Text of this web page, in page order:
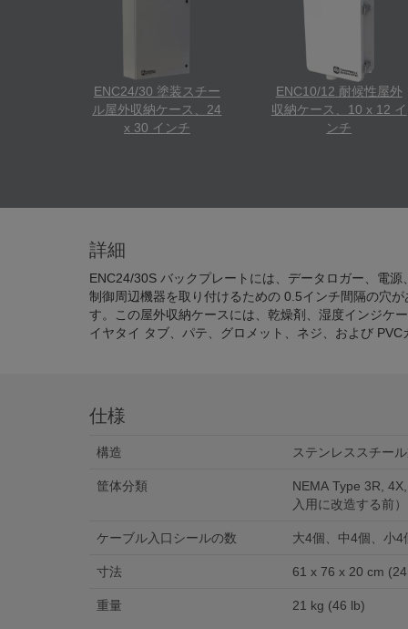
ENC24/30 塗装スチー
ル屋外収納ケース、24
x 30 インチ
ENC10/12 耐候性屋外
収納ケース、10 x 12 イ
ンチ
詳細
ENC24/30S バックプレートには、データロガー、電
制御周辺機器を取り付けるための 0.5インチ間隔の穴
す。この屋外収納ケースには、乾燥剤、湿度インジケ
イヤタイ タブ、パテ、グロメット、ネジ、および
7363 屋外収納ケース供給キットが付属しています。
屋外収納ケース内の相対湿度を監視するための CS210
仕様
構造 ステンレススチー
筐体分類
NEMA Type 3R,
入用に改造する前）
ケーブル入口シールの数 大4個、中4個、小4
寸法 61 x
重量 21 kg (46 lb)